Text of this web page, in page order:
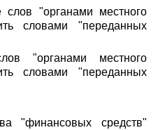
"органами местного
словами "переданных
"органами местного
словами "переданных
"финансовых средств"